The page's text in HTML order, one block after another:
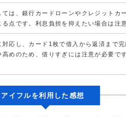
ては、銀行カードローンやクレジットカ
点です。利息負担を抑えたい場合は注
対応し、カード1枚で借入から返済まで
めのため、借りすぎには注意が必要です
アイフルを利用した感想